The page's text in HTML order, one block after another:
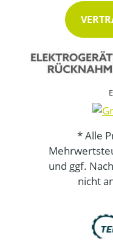
* Alle
und ggf.
nicht